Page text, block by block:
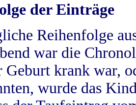
der Einträge
Reihenfolge
war die
Geburt krank war,
wurde das